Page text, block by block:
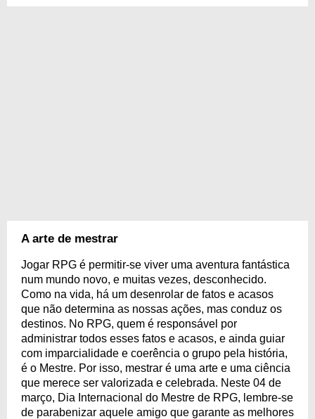
A arte de mestrar
Jogar RPG é permitir-se viver uma aventura fantástica
num mundo novo, e muitas vezes, desconhecido.
Como na vida, há um desenrolar de fatos e acasos
que não determina as nossas ações, mas conduz os
destinos. No RPG, quem é responsável por
administrar todos esses fatos e acasos, e ainda guiar
com imparcialidade e coerência o grupo pela história,
é o Mestre. Por isso, mestrar é uma arte e uma ciência
que merece ser valorizada e celebrada. Neste 04 de
março, Dia Internacional do Mestre de RPG, lembre-se
de parabenizar aquele amigo que garante as melhores